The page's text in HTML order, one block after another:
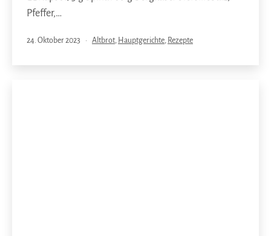
Pfeffer,…
Veröffentlicht
24. Oktober 2023
Kategorisiert
Altbrot, Hauptgerichte, Rezepte